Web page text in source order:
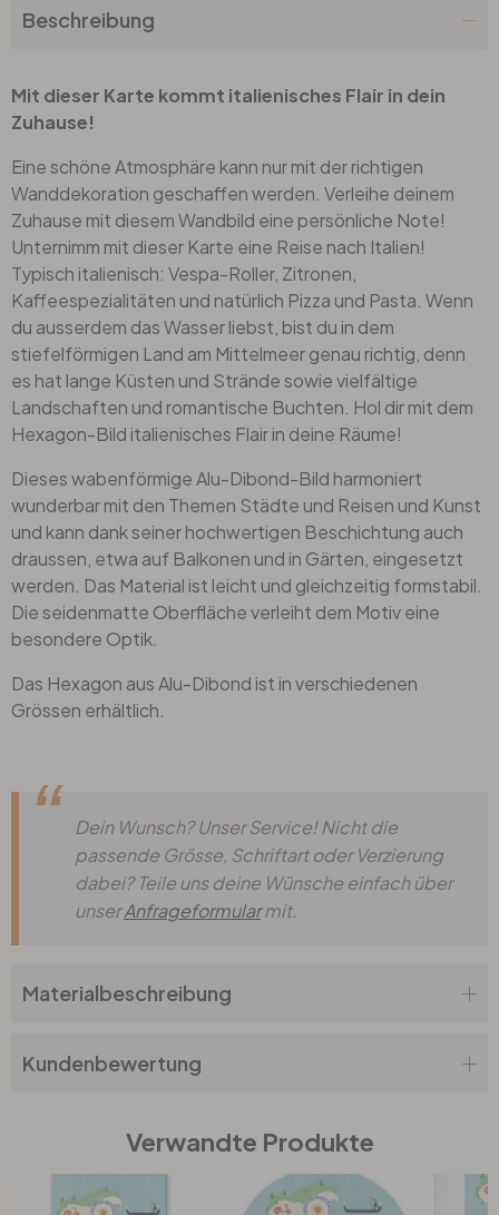
Beschreibung
Mit dieser Karte kommt italienisches Flair in dein
Zuhause!
Eine schöne Atmosphäre kann nur mit der richtigen
Wanddekoration geschaffen werden. Verleihe deinem
Zuhause mit diesem Wandbild eine persönliche Note!
Unternimm mit dieser Karte eine Reise nach Italien!
Typisch italienisch: Vespa-Roller, Zitronen,
Kaffeespezialitäten und natürlich Pizza und Pasta. Wenn
du ausserdem das Wasser liebst, bist du in dem
stiefelförmigen Land am Mittelmeer genau richtig, denn
es hat lange Küsten und Strände sowie vielfältige
Landschaften und romantische Buchten. Hol dir mit dem
Hexagon-Bild italienisches Flair in deine Räume!
Dieses wabenförmige Alu-Dibond-Bild harmoniert
wunderbar mit den Themen Städte und Reisen und Kunst
und kann dank seiner hochwertigen Beschichtung auch
draussen, etwa auf Balkonen und in Gärten, eingesetzt
werden. Das Material ist leicht und gleichzeitig formstabil.
Die seidenmatte Oberfläche verleiht dem Motiv eine
besondere Optik.
Das Hexagon aus Alu-Dibond ist in verschiedenen
Grössen erhältlich.
Dein Wunsch? Unser Service! Nicht die
passende Grösse, Schriftart oder Verzierung
dabei? Teile uns deine Wünsche einfach über
unserAnfrageformularmit.
Materialbeschreibung
Kundenbewertung
Verwandte Produkte